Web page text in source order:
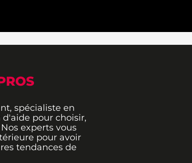
spécialiste en
pour choisir,
experts vous
pour avoir
tendances de